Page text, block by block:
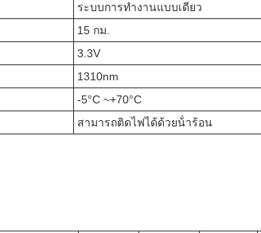
ระบบการทํางานแบบเดียว
15 กม.
3.3V
1310nm
-5°C ~+70°C
สามารถติดไฟได้ด้วยน้ําร้อน